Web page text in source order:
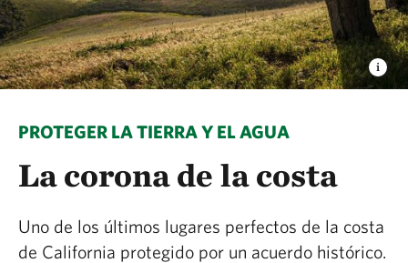
PROTEGER LA TIERRA Y EL AGUA
La corona de la costa
Uno de los últimos lugares perfectos de la costa
de California protegido por un acuerdo histórico.